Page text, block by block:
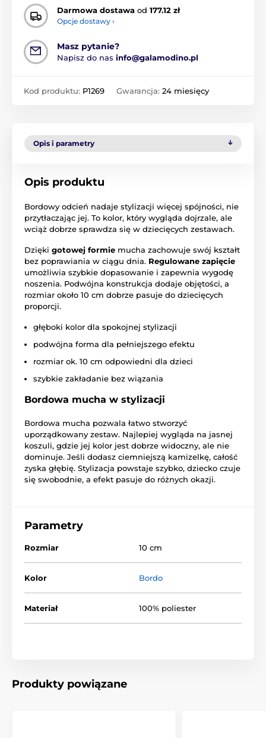
Darmowa dostawa od 177.12 zł
Opcje dostawy ›
Masz pytanie?
Napisz do nas info@galamodino.pl
Kod produktu: P1269 Gwarancja: 24 miesięcy
Opis i parametry
Opis produktu
Bordowy odcień nadaje stylizacji więcej spójności, nie
przytłaczając jej. To kolor, który wygląda dojrzale, ale
wciąż dobrze sprawdza się w dziecięcych zestawach.
Dzięki gotowej formie mucha zachowuje swój kształt
bez poprawiania w ciągu dnia. Regulowane zapięcie
umożliwia szybkie dopasowanie i zapewnia wygodę
noszenia. Podwójna konstrukcja dodaje objętości, a
rozmiar około 10 cm dobrze pasuje do dziecięcych
proporcji.
głęboki kolor dla spokojnej stylizacji
podwójna forma dla pełniejszego efektu
rozmiar ok. 10 cm odpowiedni dla dzieci
szybkie zakładanie bez wiązania
Bordowa mucha w stylizacji
Bordowa mucha pozwala łatwo stworzyć
uporządkowany zestaw. Najlepiej wygląda na jasnej
koszuli, gdzie jej kolor jest dobrze widoczny, ale nie
dominuje. Jeśli dodasz ciemniejszą kamizelkę, całość
zyska głębię. Stylizacja powstaje szybko, dziecko czuje
się swobodnie, a efekt pasuje do różnych okazji.
Parametry
Rozmiar 10 cm
Kolor Bordo
Materiał 100% poliester
Produkty powiązane